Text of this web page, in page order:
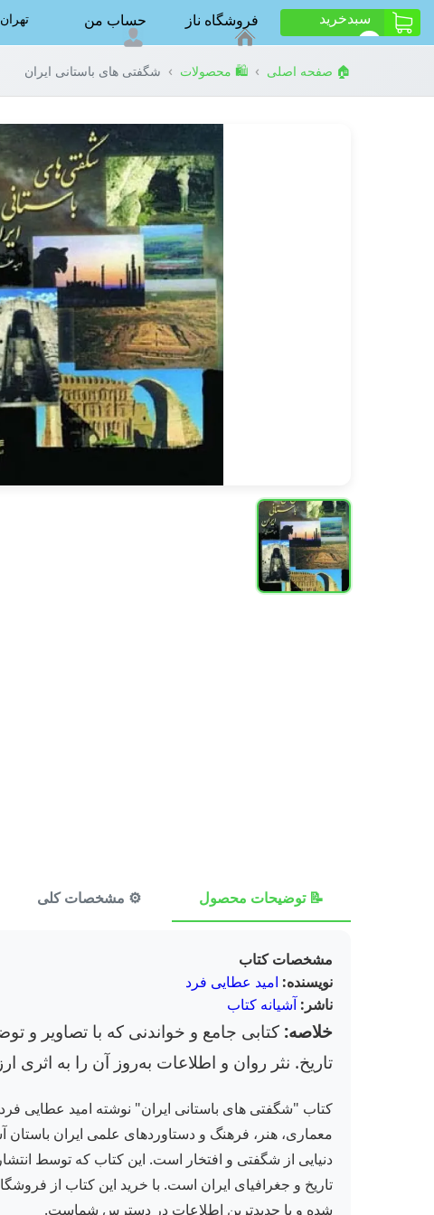
سبد‌خرید فروشگاه ناز حساب من تهران
🏠 صفحه اصلی › 🛍️ محصولات › شگفتی های باستانی ایران
📝 توضیحات محصول ⚙️ مشخصات کلی
مشخصات کتاب
نویسنده: امید عطایی فرد
ناشر: آشیانه کتاب
خلاصه: کتابی جامع و خواندنی که با تصاویر و
تاریخ. نثر روان و اطلاعات به‌روز آن را به
کتاب "شگفتی های باستانی ایران" نوشته امید عطایی
معماری، هنر، فرهنگ و دستاوردهای علمی ایران
شده و با جدیدترین اطلاعات در دسترس شماست.